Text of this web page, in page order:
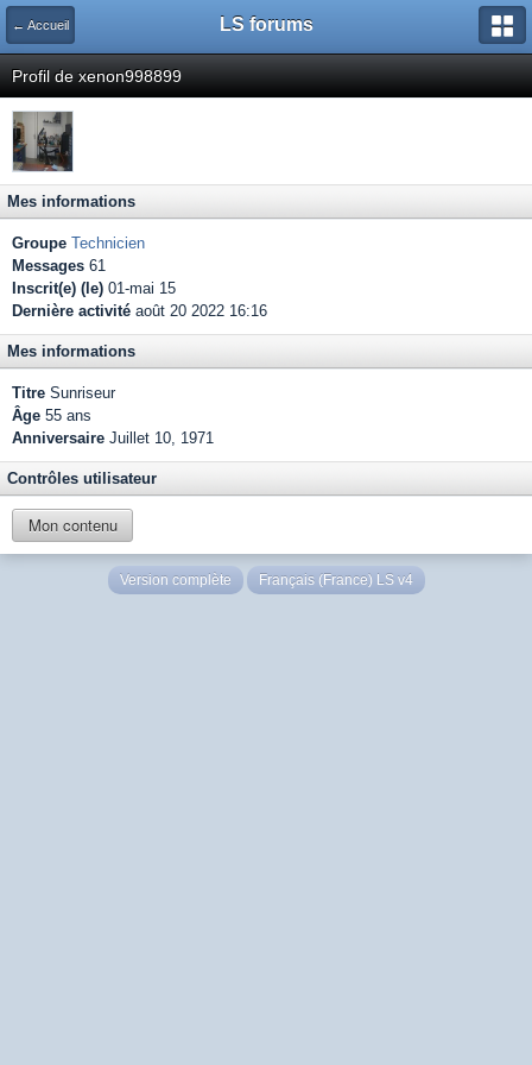
← Accueil LS forums
Profil de xenon998899
Mes informations
Groupe Technicien
Messages 61
Inscrit(e) (le) 01-mai 15
Dernière activité août 20 2022 16:16
Mes informations
Titre Sunriseur
Âge 55 ans
Anniversaire Juillet 10, 1971
Contrôles utilisateur
Mon contenu
Version complète Français (France) LS v4